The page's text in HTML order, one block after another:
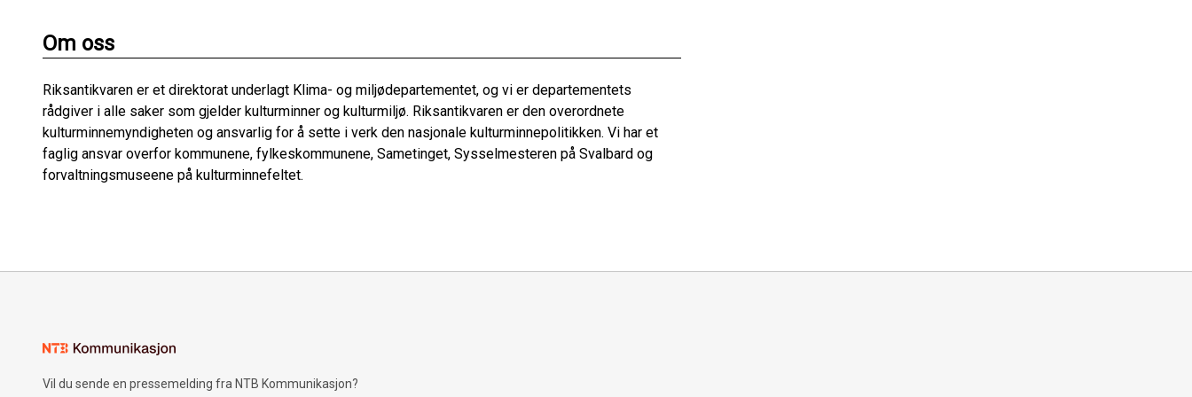
Om oss
Riksantikvaren er et direktorat underlagt Klima- og miljødepartementet, og vi er departementets
rådgiver i alle saker som gjelder kulturminner og kulturmiljø. Riksantikvaren er den overordnete
kulturminnemyndigheten og ansvarlig for å sette i verk den nasjonale kulturminnepolitikken. Vi har et
faglig ansvar overfor kommunene, fylkeskommunene, Sametinget, Sysselmesteren på Svalbard og
forvaltningsmuseene på kulturminnefeltet.
Vil du sende en pressemelding fra NTB Kommunikasjon?